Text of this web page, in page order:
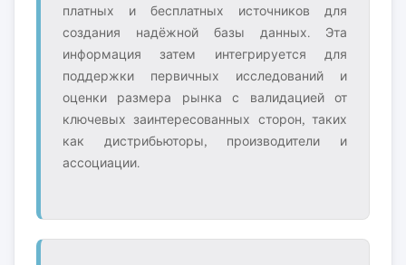
платных и бесплатных источников для
создания надёжной базы данных. Эта
информация затем интегрируется для
поддержки первичных исследований и
оценки размера рынка с валидацией от
ключевых заинтересованных сторон, таких
как дистрибьюторы, производители и
ассоциации.